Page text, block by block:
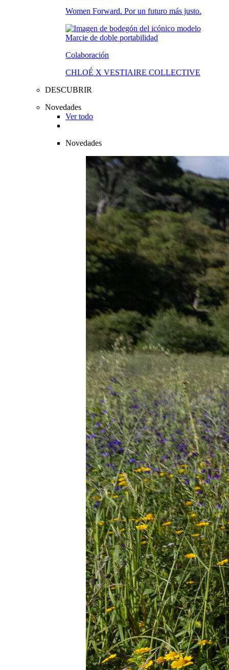
Women Forward. Por un futuro más justo.
Colaboración
CHLOÉ X VESTIAIRE COLLECTIVE
DESCUBRIR
Novedades
Ver todo
Novedades